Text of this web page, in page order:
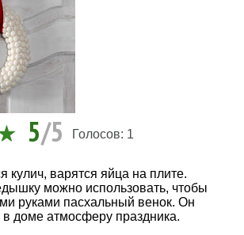
5/5 Голосов: 1
кулич, варятся яйца на плите.
можно использовать, чтобы
руками пасхальный венок. Он
в доме атмосферу праздника.